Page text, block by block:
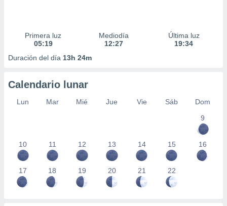
Primera luz
05:19
Mediodía
12:27
Última luz
19:34
Duración del día 13h 24m
Calendario lunar
Lun Mar Mié Jue Vie Sáb
Dom
9
10 11 12 13 14 15 16
17 18 19 20 21 22